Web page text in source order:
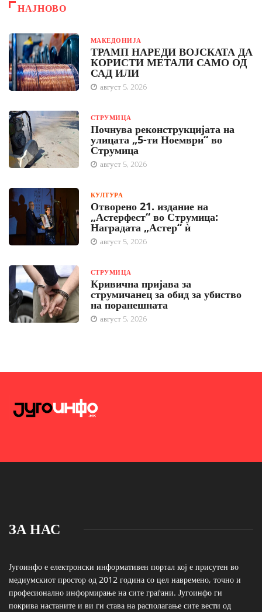
НАЈНОВО
МАКЕДОНИЈА
ТРАМП НАРЕДИ ВОЈСКАТА ДА
КОРИСТИ МЕТАЛИ САМО ОД
САД ИЛИ
август 5, 2026
СТРУМИЦА
Почнува реконструкцијата на
улицата „5-ти Ноември“ во
Струмица
август 5, 2026
КУЛТУРА
Отворено 21. издание на
„Астерфест“ во Струмица:
Наградата „Астер“ ѝ
август 5, 2026
СТРУМИЦА
Кривична пријава за
струмичанец за обид за убиство
на поранешната
август 5, 2026
ЗА НАС
Југоинфо е електронски информативен портал кој е присутен во
медиумскиот простор од 2012 година со цел навремено, точно и
професионално информирање на сите граѓани. Југоинфо ги
покрива настаните и ви ги става на располагање сите вести од